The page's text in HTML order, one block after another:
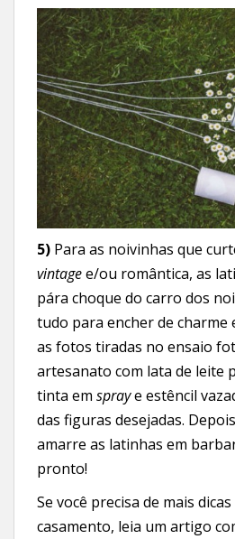
5) Para as noivinhas que
vintagee/ou romântica, as
pára choque do carro dos
tudo para encher de charme
as fotos tiradas no ensaio
artesanato com lata de leite
tinta em spraye estêncil
das figuras desejadas.
amarre as latinhas em
pronto!
Se você precisa de mais
casamento, leia um artigo